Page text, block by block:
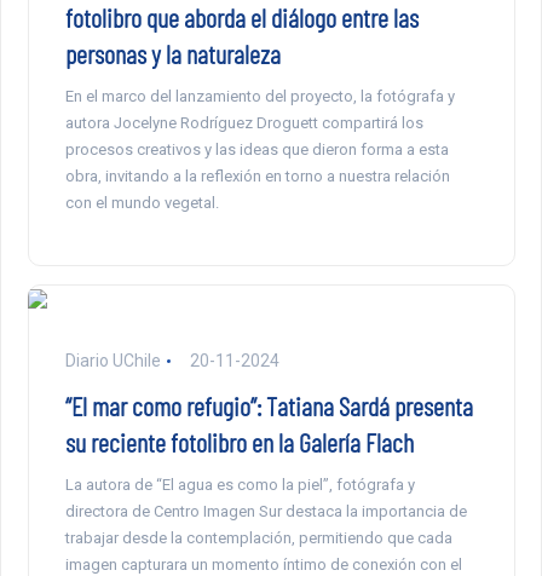
fotolibro que aborda el diálogo entre las
personas y la naturaleza
En el marco del lanzamiento del proyecto, la fotógrafa y
autora Jocelyne Rodríguez Droguett compartirá los
procesos creativos y las ideas que dieron forma a esta
obra, invitando a la reflexión en torno a nuestra relación
con el mundo vegetal.
Diario UChile 20-11-2024
“El mar como refugio”: Tatiana Sardá presenta
su reciente fotolibro en la Galería Flach
La autora de “El agua es como la piel”, fotógrafa y
directora de Centro Imagen Sur destaca la importancia de
trabajar desde la contemplación, permitiendo que cada
imagen capturara un momento íntimo de conexión con el